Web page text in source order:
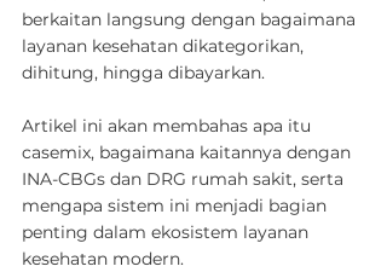
berkaitan langsung dengan bagaimana
layanan kesehatan dikategorikan,
dihitung, hingga dibayarkan.
Artikel ini akan membahas apa itu
casemix, bagaimana kaitannya dengan
INA-CBGs dan DRG rumah sakit, serta
mengapa sistem ini menjadi bagian
penting dalam ekosistem layanan
kesehatan modern.